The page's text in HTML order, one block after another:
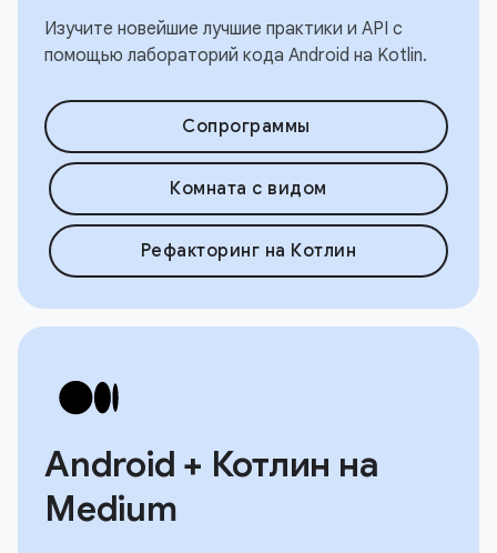
Изучите новейшие лучшие практики и API с
помощью лабораторий кода Android на Kotlin.
Сопрограммы
Комната с видом
Рефакторинг на Котлин
Android + Котлин на
Medium